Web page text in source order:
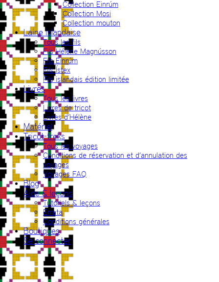
Collection Einrúm
Collection Mosi
Collection mouton
Laine islandaise
Tous les fils
Fils Hélène Magnússon
Fils Einrúm
Fils Ístex
Fils islandais édition limitée
Livres
Tous les livres
Livres de tricot
Livres d’Hélène
Matériel
Tricot-treks
Tous les voyages
Conditions de réservation et d’annulation des
voyages
Voyages FAQ
Blog
Aide & leçons
Tutoriels & leçons
Errata
Conditions générales
Boutiques
Se connecter